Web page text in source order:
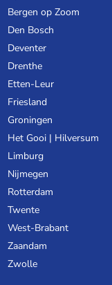
Bergen op Zoom
Den Bosch
Deventer
Drenthe
Etten-Leur
Friesland
Groningen
Het Gooi | Hilversum
Limburg
Nijmegen
Rotterdam
Twente
West-Brabant
Zaandam
Zwolle